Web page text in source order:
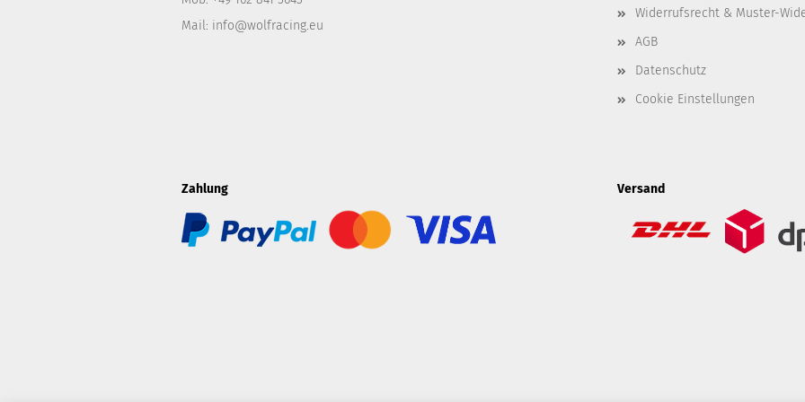
Mail: info@wolfracing.eu
Widerrufsrecht & Muster-
AGB
Datenschutz
Cookie Einstellungen
Zahlung Versand